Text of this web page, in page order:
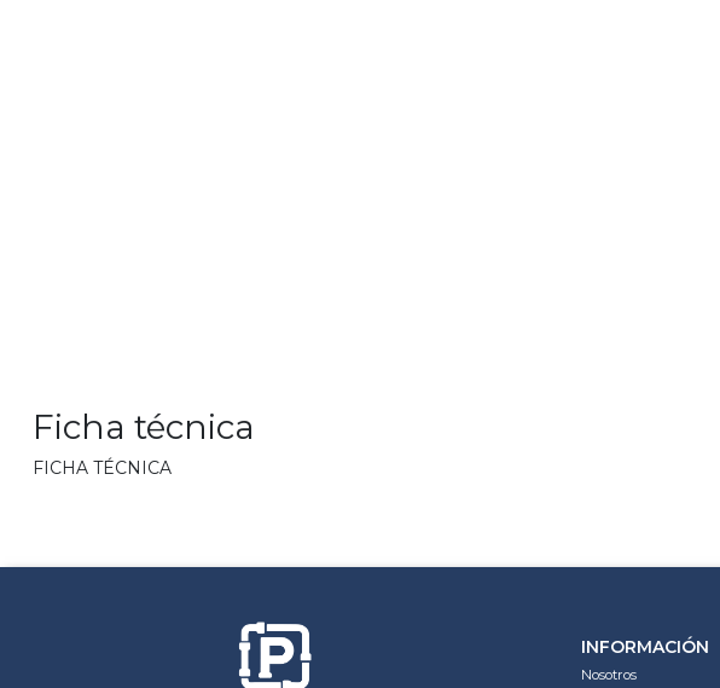
Ficha técnica
FICHA TÉCNICA
INFORMACIÓN
Nosotros